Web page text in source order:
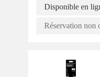
Disponible en
Réservation non